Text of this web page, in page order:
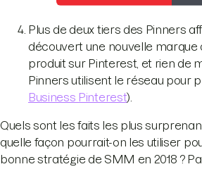
Plus de deux tiers des Pinners
découvert une nouvelle marque
produit sur Pinterest, et rien de
Pinners utilisent le réseau pour
Business Pinterest).
Quels sont les faits les plus
quelle façon pourrait-on les utiliser
bonne stratégie de SMM en 2018 ?